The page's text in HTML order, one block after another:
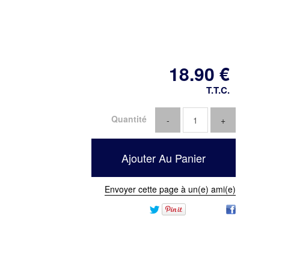
18.90 €
T.T.C.
Quantité
Envoyer cette page à un(e) ami(e)